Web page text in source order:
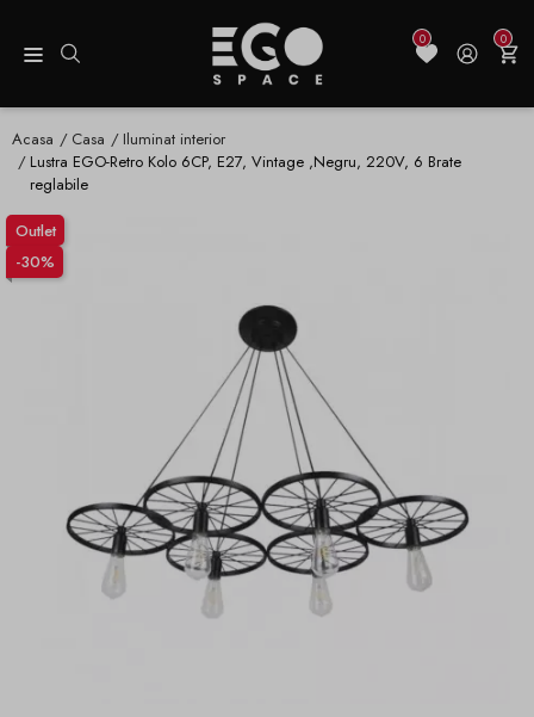
0 0
Acasa Casa
Iluminat interior
Lustra EGO-Retro Kolo 6CP, E27, Vintage ,Negru, 220V, 6 Brate
reglabile
Outlet
-30%